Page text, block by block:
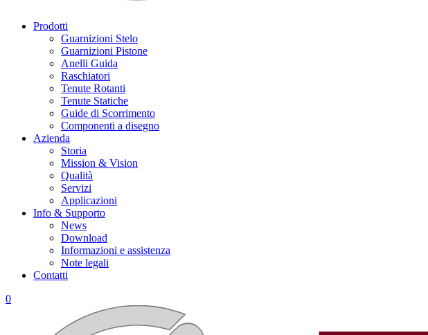
Prodotti
Guarnizioni Stelo
Guarnizioni Pistone
Anelli Guida
Raschiatori
Tenute Rotanti
Tenute Statiche
Guide di Scorrimento
Componenti a disegno
Azienda
Storia
Mission & Vision
Qualità
Servizi
Applicazioni
Info & Supporto
News
Download
Informazioni e assistenza
Note legali
Contatti
0